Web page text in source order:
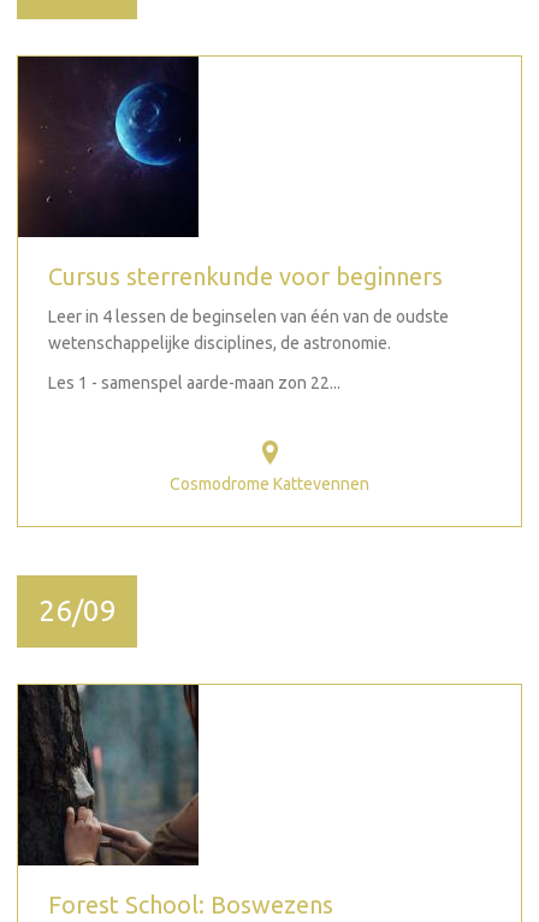
Cursus sterrenkunde voor beginners
Leer in 4 lessen de beginselen van één van de oudste
wetenschappelijke disciplines, de astronomie.
Les 1 - samenspel aarde-maan zon 22...
Cosmodrome Kattevennen
26/09
Forest School: Boswezens